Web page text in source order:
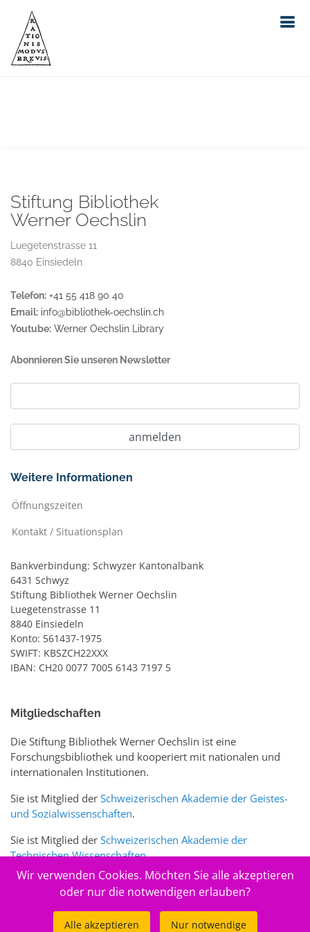
Stiftung Bibliothek
Werner Oechslin
Luegetenstrasse 11
8840 Einsiedeln
Telefon: +41 55 418 90 40
Email: info@bibliothek-oechslin.ch
Youtube: Werner Oechslin Library
Abonnieren Sie unseren Newsletter
Weitere Informationen
Öffnungszeiten
Kontakt / Situationsplan
Bankverbindung: Schwyzer Kantonalbank
6431 Schwyz
Stiftung Bibliothek Werner Oechslin
Luegetenstrasse 11
8840 Einsiedeln
Konto: 561437-1975
SWIFT: KBSZCH22XXX
IBAN: CH20 0077 7005 6143 7197 5
Mitgliedschaften
Die Stiftung Bibliothek Werner Oechslin ist eine
Forschungsbibliothek und kooperiert mit nationalen und
internationalen Institutionen.
Sie ist Mitglied der Schweizerischen Akademie der Geistes-
und Sozialwissenschaften.
Sie ist Mitglied der Schweizerischen Akademie der
Technischen Wissenschaften.
Sie ist zudem Mitglied des Schweizer Portalswww.sciences-
Wir verwenden Cookies. Möchten Sie alle akzeptieren
oder nur die notwendigen erlauben?
Alle akzeptieren Nur notwendige